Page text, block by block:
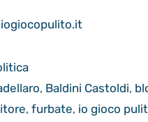
, Baldini Castoldi,
, furbate, io gioco